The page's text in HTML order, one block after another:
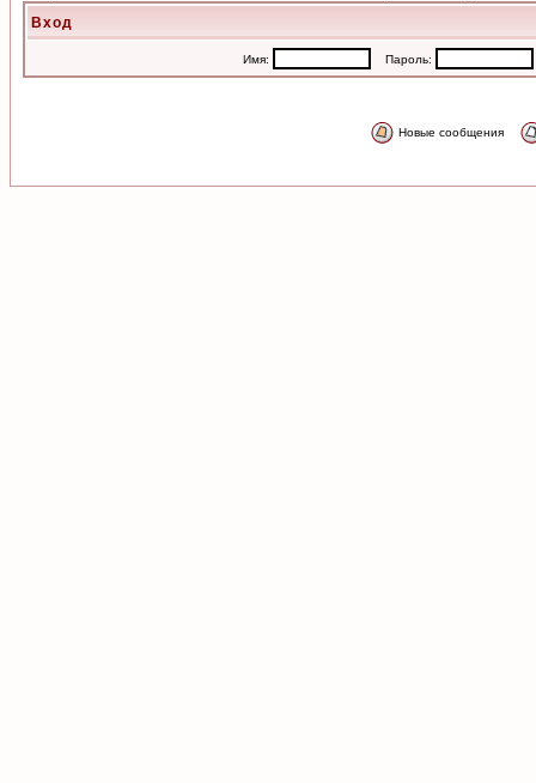
Вход
Имя: Пароль:
Новые сообщения